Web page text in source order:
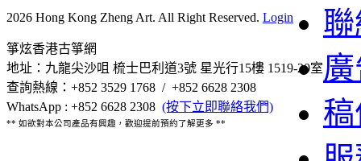
2026 Hong Kong Zheng Art. All Right Reserved. Login
箏炫香港古箏網
地址：九龍尖沙咀 梳士巴利道3號 星光行15樓 1519-20室
查詢熱線：+852 3529 1768 / +852 6628 2308
WhatsApp : +852 6628 2308 (按下立即聯絡我們)
** 如欲對本公司產品有興趣，歡迎提前預約了解更多 **